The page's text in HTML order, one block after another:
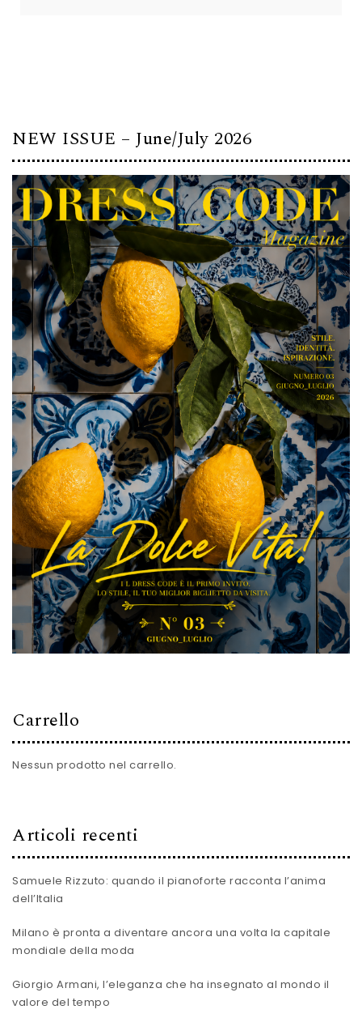
NEW ISSUE – June/July 2026
Carrello
Nessun prodotto nel carrello.
Articoli recenti
Samuele Rizzuto: quando il pianoforte racconta l’anima
dell’Italia
Milano è pronta a diventare ancora una volta la capitale
mondiale della moda
Giorgio Armani, l’eleganza che ha insegnato al mondo il
valore del tempo